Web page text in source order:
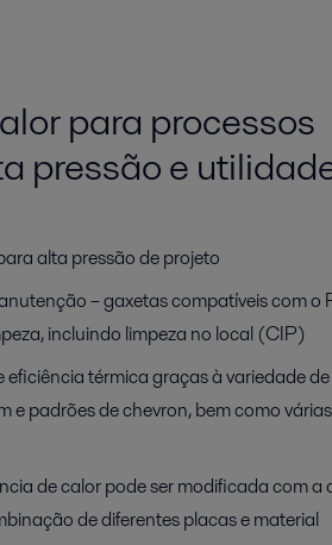
para processos
pressão e
alta pressão de projeto
– gaxetas compatíveis com o
incluindo limpeza no local (CIP)
térmica graças à variedade de
e padrões de chevron, bem como várias
de calor pode ser modificada com a
de diferentes placas e material